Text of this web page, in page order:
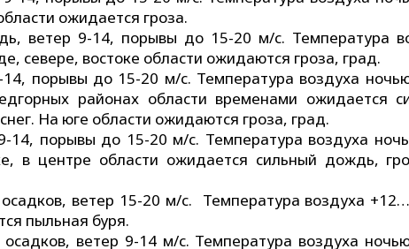
ожидается гроза.
ветер 9-14, порывы до 15-20 м/с. Температура
севере, востоке области ожидаются гроза, град.
порывы до 15-20 м/с. Температура воздуха
районах области временами ожидается
На юге области ожидаются гроза, град.
14, порывы до 15-20 м/с. Температура воздуха
в центре области ожидается сильный дождь,
ветер 15-20 м/с. Температура воздуха
пыльная буря.
ветер 9-14 м/с. Температура воздуха